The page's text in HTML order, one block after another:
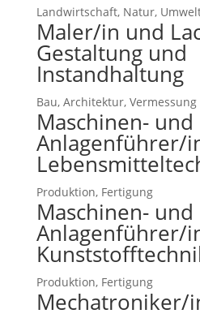
Landwirtschaft, Natur,
Maler/in und
Gestaltung und
Instandhaltung
Bau, Architektur, Vermessung
Maschinen- und
Anlagenführer/
Produktion, Fertigung
Maschinen- und
Anlagenführer/
Produktion, Fertigung
Mechatroniker/